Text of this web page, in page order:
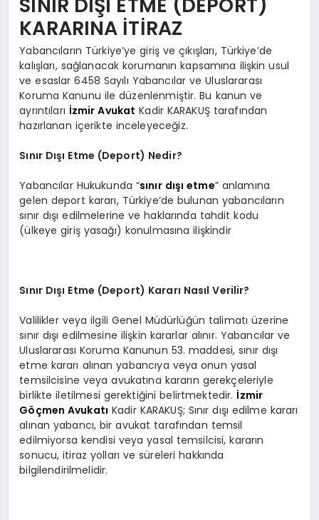
SINIR DIŞI ETME (DEPORT)
KARARINA İTİRAZ
Yabancıların Türkiye’ye giriş ve çıkışları, Türkiye’de
kalışları, sağlanacak korumanın kapsamına ilişkin usul
ve esaslar 6458 Sayılı Yabancılar ve Uluslararası
Koruma Kanunu ile düzenlenmiştir. Bu kanun ve
ayrıntıları İzmir Avukat Kadir KARAKUŞ tarafından
hazırlanan içerikte inceleyeceğiz.
Sınır Dışı Etme (Deport) Nedir?
Yabancılar Hukukunda “sınır dışı etme” anlamına
gelen deport kararı, Türkiye’de bulunan yabancıların
sınır dışı edilmelerine ve haklarında tahdit kodu
(ülkeye giriş yasağı) konulmasına ilişkindir
Sınır Dışı Etme (Deport) Kararı Nasıl Verilir?
Valilikler veya ilgili Genel Müdürlüğün talimatı üzerine
sınır dışı edilmesine ilişkin kararlar alınır. Yabancılar ve
Uluslararası Koruma Kanunun 53. maddesi, sınır dışı
etme kararı alınan yabancıya veya onun yasal
temsilcisine veya avukatına kararın gerekçeleriyle
birlikte iletilmesi gerektiğini belirtmektedir. İzmir
Göçmen Avukatı Kadir KARAKUŞ; Sınır dışı edilme kararı
alınan yabancı, bir avukat tarafından temsil
edilmiyorsa kendisi veya yasal temsilcisi, kararın
sonucu, itiraz yolları ve süreleri hakkında
bilgilendirilmelidir.